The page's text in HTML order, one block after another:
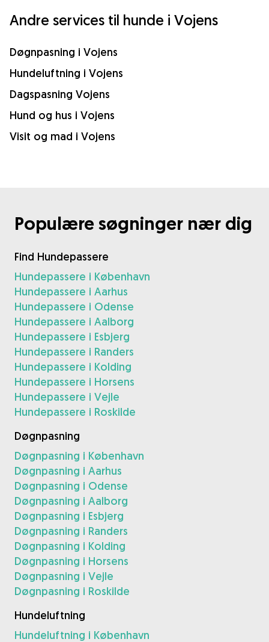
Andre services til hunde i Vojens
Døgnpasning i Vojens
Hundeluftning i Vojens
Dagspasning Vojens
Hund og hus i Vojens
Visit og mad i Vojens
Populære søgninger nær dig
Find Hundepassere
Hundepassere i København
Hundepassere i Aarhus
Hundepassere i Odense
Hundepassere i Aalborg
Hundepassere i Esbjerg
Hundepassere i Randers
Hundepassere i Kolding
Hundepassere i Horsens
Hundepassere i Vejle
Hundepassere i Roskilde
Døgnpasning
Døgnpasning i København
Døgnpasning i Aarhus
Døgnpasning i Odense
Døgnpasning i Aalborg
Døgnpasning i Esbjerg
Døgnpasning i Randers
Døgnpasning i Kolding
Døgnpasning i Horsens
Døgnpasning i Vejle
Døgnpasning i Roskilde
Hundeluftning
Hundeluftning i København